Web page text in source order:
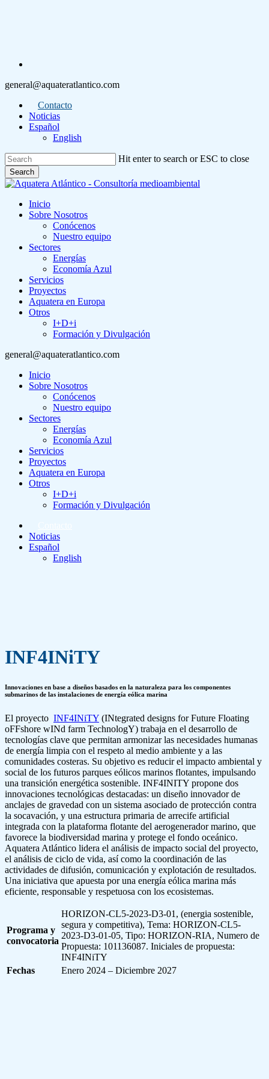
general@aquateratlantico.com
Contacto
Noticias
Español
English
Hit enter to search or ESC to close
Search
Close
Menu
Inicio
Sobre Nosotros
Conócenos
Nuestro equipo
Sectores
Energías
Economía Azul
Servicios
Proyectos
Aquatera en Europa
Otros
I+D+i
Formación y Divulgación
general@aquateratlantico.com
Inicio
Sobre Nosotros
Conócenos
Nuestro equipo
Sectores
Energías
Economía Azul
Servicios
Proyectos
Aquatera en Europa
Otros
I+D+i
Formación y Divulgación
Noticias
Español
English
INF4INiTY
Innovaciones en base a diseños basados en la naturaleza para los componentes
submarinos de las instalaciones de energía eólica marina
El proyecto INF4INiTY (INtegrated designs for Future Floating
oFFshore wINd farm TechnologY) trabaja en el desarrollo de
tecnologías clave que permitan armonizar las necesidades humanas
de energía limpia con el respeto al medio ambiente y a las
comunidades costeras. Su objetivo es reducir el impacto ambiental y
social de los futuros parques eólicos marinos flotantes, impulsando
una transición energética sostenible. INF4INITY propone dos
innovaciones tecnológicas destacadas: un diseño innovador de
anclajes de gravedad con un sistema asociado de protección contra
la socavación, y una estructura primaria de arrecife artificial
integrada con la plataforma flotante del aerogenerador marino, que
favorece la biodiversidad marina y protege el fondo oceánico.
Aquatera Atlántico lidera el análisis de impacto social del proyecto,
el análisis de ciclo de vida, así como la coordinación de las
actividades de difusión, comunicación y explotación de resultados.
Una iniciativa que apuesta por una energía eólica marina más
eficiente, responsable y respetuosa con los ecosistemas.
Programa y
convocatoria
HORIZON-CL5-2023-D3-01, (energia sostenible,
segura y competitiva), Tema: HORIZON-CL5-
2023-D3-01-05, Tipo: HORIZON-RIA, Numero de
Propuesta: 101136087. Iniciales de propuesta:
INF4INiTY
Fechas
Enero 2024 – Diciembre 2027